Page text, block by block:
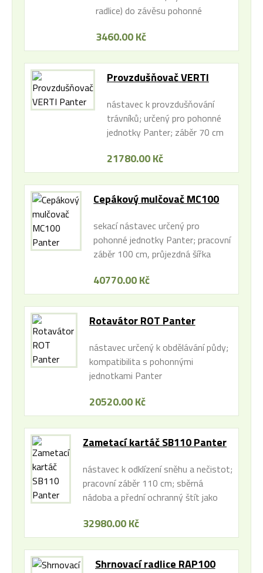
radlice) do závěsu pohonné
3460.00 Kč
Provzdušňovač VERTI
nástavec k provzdušňování
trávníků; určený pro pohonné
jednotky Panter; záběr 70 cm
21780.00 Kč
Cepákový mulčovač MC100
sekací nástavec určený pro
pohonné jednotky Panter; pracovní
záběr 100 cm, průjezdná šířka
40770.00 Kč
Rotavátor ROT Panter
nástavec určený k obdělávání půdy;
kompatibilita s pohonnými
jednotkami Panter
20520.00 Kč
Zametací kartáč SB110 Panter
nástavec k odklízení sněhu a nečistot;
pracovní záběr 110 cm; sběrná
nádoba a přední ochranný štít jako
pohonnými jednotkami Panter
32980.00 Kč
Shrnovací radlice RAP100